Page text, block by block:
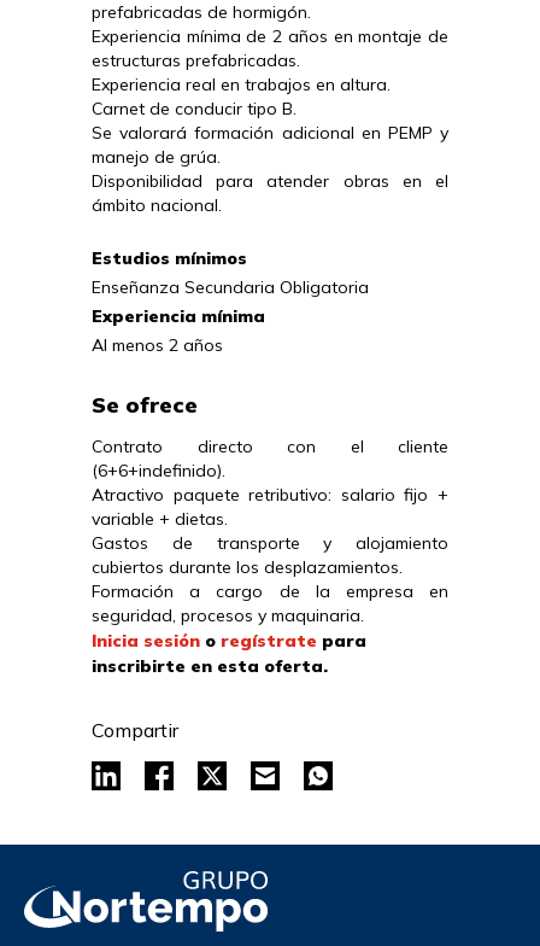
prefabricadas de hormigón.
Experiencia mínima de 2 años en montaje de
estructuras prefabricadas.
Experiencia real en trabajos en altura.
Carnet de conducir tipo B.
Se valorará formación adicional en PEMP y
manejo de grúa.
Disponibilidad para atender obras en el
ámbito nacional.
Estudios mínimos
Enseñanza Secundaria Obligatoria
Experiencia mínima
Al menos 2 años
Se ofrece
Contrato directo con el cliente
(6+6+indefinido).
Atractivo paquete retributivo: salario fijo +
variable + dietas.
Gastos de transporte y alojamiento
cubiertos durante los desplazamientos.
Formación a cargo de la empresa en
seguridad, procesos y maquinaria.
Inicia sesión o regístrate para
inscribirte en esta oferta.
Compartir